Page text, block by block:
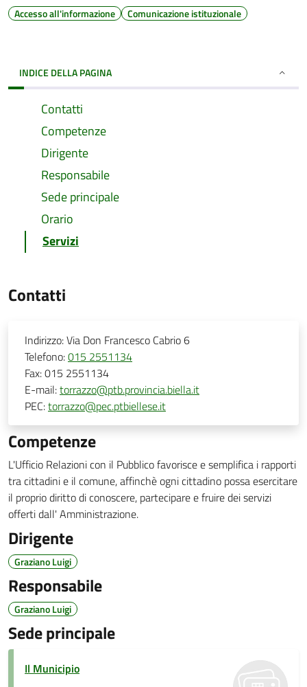
Accesso all'informazione Comunicazione istituzionale
INDICE DELLA PAGINA
Contatti
Competenze
Dirigente
Responsabile
Sede principale
Orario
Servizi
Contatti
Indirizzo:Via Don Francesco Cabrio 6
Telefono:015 2551134
Fax:015 2551134
E-mail:torrazzo@ptb.provincia.biella.it
PEC:torrazzo@pec.ptbiellese.it
Competenze
L'Ufficio Relazioni con il Pubblico favorisce e semplifica i rapporti
tra cittadini e il comune, affinchè ogni cittadino possa esercitare
il proprio diritto di conoscere, partecipare e fruire dei servizi
offerti dall' Amministrazione.
Dirigente
Graziano Luigi
Responsabile
Graziano Luigi
Sede principale
Il Municipio